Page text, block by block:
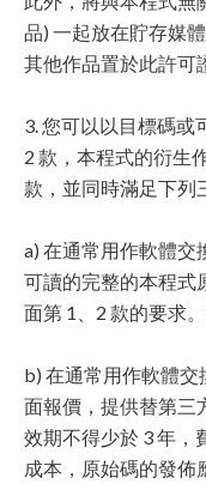
品) 一起放在貯存媒
其他作品置於此許可
3. 您可以以目標碼或
2 款，本程式的衍生
款，並同時滿足下列
a) 在通常用作軟體交
可讀的完整的本程式
面第 1、2 款的要求
b) 在通常用作軟體
面報價，提供替第三
效期不得少於 3 年，
成本，原始碼的發佈